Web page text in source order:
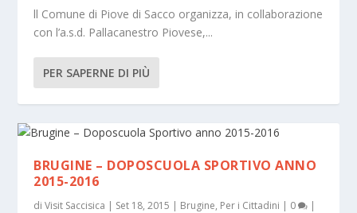
ll Comune di Piove di Sacco organizza, in collaborazione
con l’a.s.d. Pallacanestro Piovese,...
PER SAPERNE DI PIÙ
BRUGINE – DOPOSCUOLA SPORTIVO ANNO
2015-2016
diVisit Saccisica | Set 18, 2015 | Brugine, Per i Cittadini | 0 |